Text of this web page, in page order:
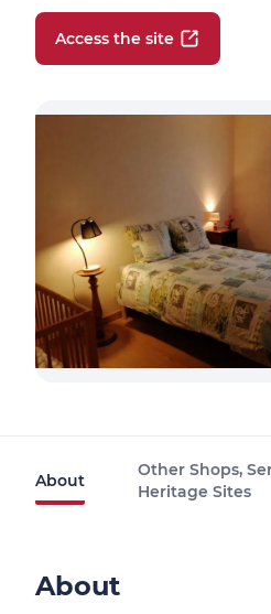
Access the site
About
Other Shops,
Heritage Sites
About